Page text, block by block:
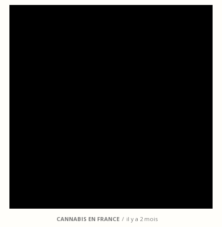
CANNABIS EN FRANCE il y a 2 mois